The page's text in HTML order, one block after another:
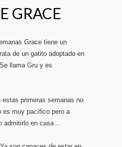
GRACE
Grace tiene un
de un gatito adoptado en
llama Gru y es
estas primeras semanas no
muy pacífico pero a
admitirlo en casa…